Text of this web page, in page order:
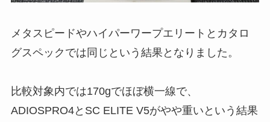
メタスピードやハイパーワープエリートとカタロ
グスペックでは同じという結果となりました。
比較対象内では170gでほぼ横一線で、
ADIOSPRO4とSC ELITE V5がやや重いという結果